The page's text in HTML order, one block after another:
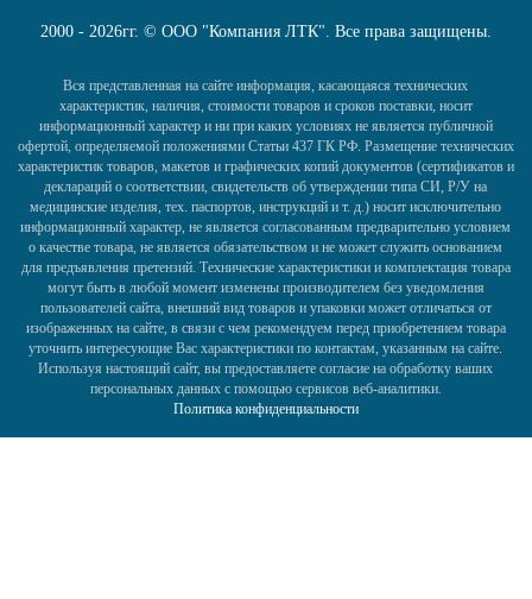
2000 - 2026гг. © ООО "Компания ЛТК". Все права защищены.
Вся представленная на сайте информация, касающаяся технических
характеристик, наличия, стоимости товаров и сроков поставки, носит
информационный характер и ни при каких условиях не является публичной
офертой, определяемой положениями Статьи 437 ГК РФ. Размещение технических
характеристик товаров, макетов и графических копий документов (сертификатов и
деклараций о соответствии, свидетельств об утверждении типа СИ, Р/У на
медицинские изделия, тех. паспортов, инструкций и т. д.) носит исключительно
информационный характер, не является согласованным предварительно условием
о качестве товара, не является обязательством и не может служить основанием
для предъявления претензий. Технические характеристики и комплектация товара
могут быть в любой момент изменены производителем без уведомления
пользователей сайта, внешний вид товаров и упаковки может отличаться от
изображенных на сайте, в связи с чем рекомендуем перед приобретением товара
уточнить интересующие Вас характеристики по контактам, указанным на сайте.
Используя настоящий сайт, вы предоставляете согласие на обработку ваших
персональных данных с помощью сервисов веб-аналитики.
Политика конфиденциальности